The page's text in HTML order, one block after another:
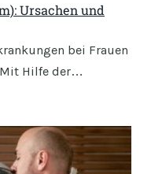
Ursachen und
bei Frauen
Hilfe der…